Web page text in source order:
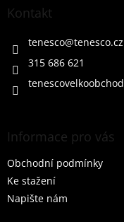
Kontakt
tenesco@tenesco.cz
315 686 621
tenescovelkoobchod
Informace pro vás
Obchodní podmínky
Ke stažení
Napište nám